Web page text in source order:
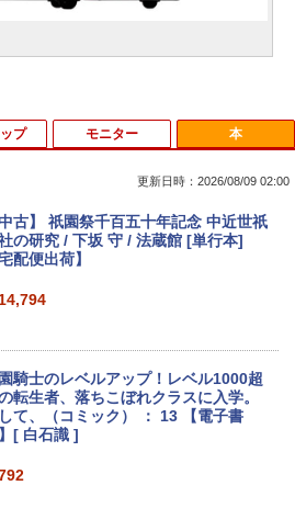
古ノートパソコン インテル Celeron C
i5 Windows11 Pro Office 2024付き
モリ4GB/8GB/16GB選択可 SSD128G
勤務 学生向け 初期設定不要 店長お
小型 レッツノート SV8 12.1型 第8
プ モニター
液晶ペンタブレット DTK-2451/
wacom ワコム 液晶 液タブ タブ タブ
ット フルhd
間限定5%OFFクーポン 8/12 10時ま
ゲーミングモニター モニター 24.5
チ 24インチ 180Hz 180hz FHD フリ
ーレス 24.5型 FullHD ブルーライト
ック MAXZEN MGM25IC03 マクス
本
更新日時：2026/08/09 02:00
中古】 祇園祭千百五十年記念 中近世祇
の研究 / 下坂 守 / 法蔵館 [単行本]
宅配便出荷】
騎士のレベルアップ！レベル1000超
転生者、落ちこぼれクラスに入学。
て、（コミック） ： 13 【電子書
[ 白石識 ]